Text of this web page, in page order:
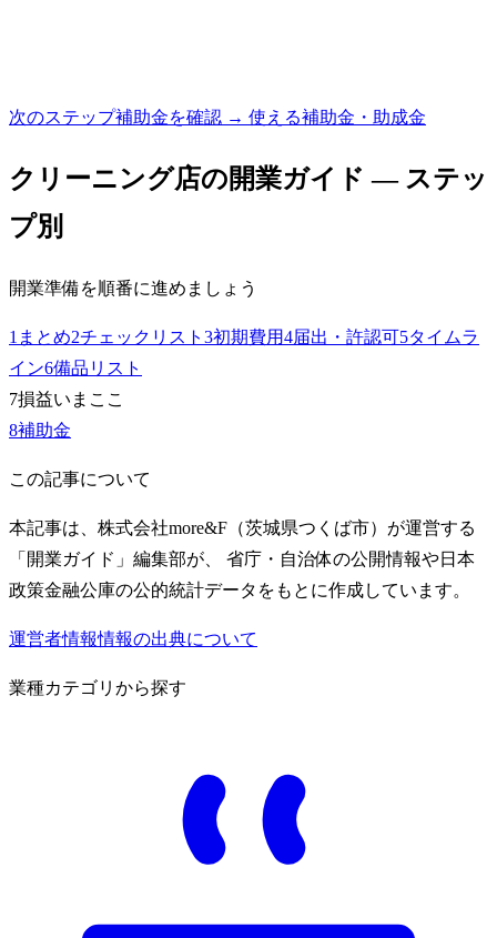
次のステップ補助金を確認 → 使える補助金・助成金
クリーニング店の開業ガイド — ステッ
プ別
開業準備を順番に進めましょう
1 まとめ2チェックリスト 3初期費用4届出・許認可5タイムラ
イン6備品リスト
7損益いまここ
8補助金
この記事について
本記事は、株式会社more&F（茨城県つくば市）が運営する
「開業ガイド」編集部が、 省庁・自治体の公開情報や日本
政策金融公庫の公的統計データをもとに作成しています。
運営者情報情報の出典について
業種カテゴリから探す